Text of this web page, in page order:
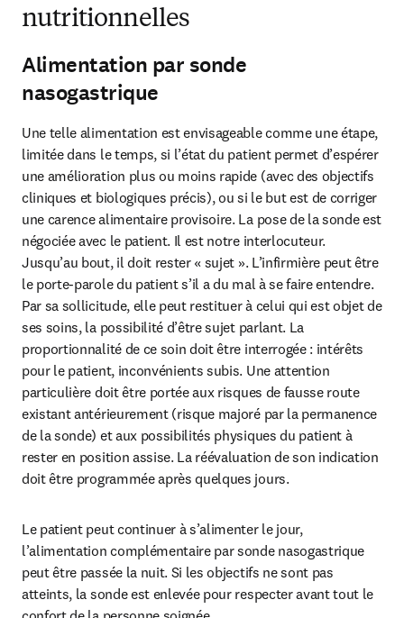
nutritionnelles
Alimentation par sonde
nasogastrique
Une telle alimentation est envisageable comme une étape,
limitée dans le temps, si l’état du patient permet d’espérer
une amélioration plus ou moins rapide (avec des objectifs
cliniques et biologiques précis), ou si le but est de corriger
une carence alimentaire provisoire. La pose de la sonde est
négociée avec le patient. Il est notre interlocuteur.
Jusqu’au bout, il doit rester « sujet ». L’infirmière peut être
le porte-parole du patient s’il a du mal à se faire entendre.
Par sa sollicitude, elle peut restituer à celui qui est objet de
ses soins, la possibilité d’être sujet parlant. La
proportionnalité de ce soin doit être interrogée : intérêts
pour le patient, inconvénients subis. Une attention
particulière doit être portée aux risques de fausse route
existant antérieurement (risque majoré par la permanence
de la sonde) et aux possibilités physiques du patient à
rester en position assise. La réévaluation de son indication
doit être programmée après quelques jours.
Le patient peut continuer à s’alimenter le jour,
l’alimentation complémentaire par sonde nasogastrique
peut être passée la nuit. Si les objectifs ne sont pas
atteints, la sonde est enlevée pour respecter avant tout le